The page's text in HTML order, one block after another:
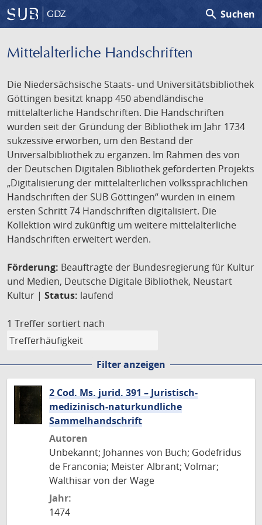
GDZ search Suchen
Mittelalterliche Handschriften
Die Niedersächsische Staats- und Universitätsbibliothek
Göttingen besitzt knapp 450 abendländische
mittelalterliche Handschriften. Die Handschriften
wurden seit der Gründung der Bibliothek im Jahr 1734
sukzessive erworben, um den Bestand der
Universalbibliothek zu ergänzen. Im Rahmen des von
der Deutschen Digitalen Bibliothek geförderten Projekts
„Digitalisierung der mittelalterlichen volkssprachlichen
Handschriften der SUB Göttingen“ wurden in einem
ersten Schritt 74 Handschriften digitalisiert. Die
Kollektion wird zukünftig um weitere mittelalterliche
Handschriften erweitert werden.
Förderung: Beauftragte der Bundesregierung für Kultur
und Medien, Deutsche Digitale Bibliothek, Neustart
Kultur | Status: laufend
1 Treffer sortiert nach
Filter anzeigen
2 Cod. Ms. jurid. 391 – Juristisch-
medizinisch-naturkundliche
Sammelhandschrift
Autoren
Unbekannt; Johannes von Buch; Godefridus
de Franconia; Meister Albrant; Volmar;
Walthisar von der Wage
Jahr:
1474